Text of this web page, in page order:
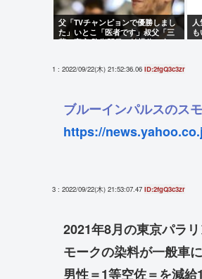
父「TVチャンピョンで優勝しまし
た」いとこ「医者です」叔父「三
菱の宇宙/防衛開発の結構偉い人で
1 : 2022/09/22(木) 21:52:36.06 ID:2fgQ3c3zr
ブルーインパルスのス
https://
3 : 2022/09/22(木) 21:53:07.47 ID:2fgQ3c3zr
2021年8月の東京パラ
モークの染料が一般車
男性＝1等空佐＝を減